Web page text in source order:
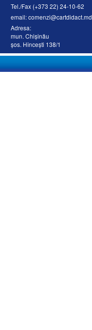
Tel./Fax (+373 22) 24-10-62
email: comenzi@cartdidact.md
Adresa:
mun. Chişinău
şos. Hînceşti 138/1